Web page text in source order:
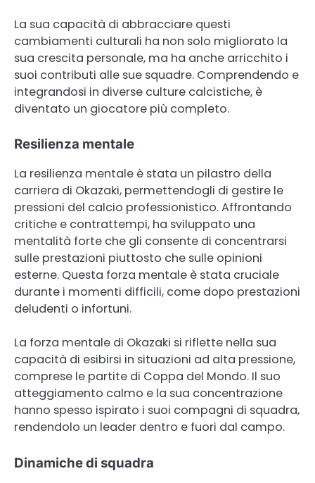
La sua capacità di abbracciare questi
cambiamenti culturali ha non solo migliorato la
sua crescita personale, ma ha anche arricchito i
suoi contributi alle sue squadre. Comprendendo e
integrandosi in diverse culture calcistiche, è
diventato un giocatore più completo.
Resilienza mentale
La resilienza mentale è stata un pilastro della
carriera di Okazaki, permettendogli di gestire le
pressioni del calcio professionistico. Affrontando
critiche e contrattempi, ha sviluppato una
mentalità forte che gli consente di concentrarsi
sulle prestazioni piuttosto che sulle opinioni
esterne. Questa forza mentale è stata cruciale
durante i momenti difficili, come dopo prestazioni
deludenti o infortuni.
La forza mentale di Okazaki si riflette nella sua
capacità di esibirsi in situazioni ad alta pressione,
comprese le partite di Coppa del Mondo. Il suo
atteggiamento calmo e la sua concentrazione
hanno spesso ispirato i suoi compagni di squadra,
rendendolo un leader dentro e fuori dal campo.
Dinamiche di squadra